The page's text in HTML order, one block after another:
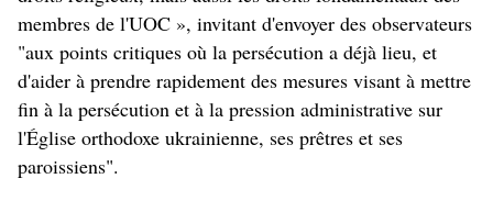
membres de l'UOC », invitant d'envoyer des observateurs
"aux points critiques où la persécution a déjà lieu, et
d'aider à prendre rapidement des mesures visant à mettre
fin à la persécution et à la pression administrative sur
l'Église orthodoxe ukrainienne, ses prêtres et ses
paroissiens".